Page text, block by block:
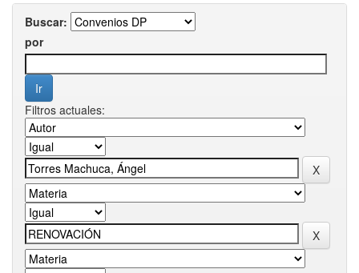
Buscar:
por
Filtros actuales: